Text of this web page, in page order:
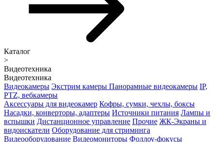
Каталог
>
Видеотехника
Видеотехника
Видеокамеры Экстрим камеры Панорамные видеокамеры IP,
PTZ, вебкамеры
Аксессуары для видеокамер Кофры, сумки, чехлы, боксы
Насадки, конверторы, адаптеры Источники питания Лампы и
вспышки Дистанционное управление Прочие ЖК-Экраны и
видоискатели Оборудование для стриминга
Видеооборудование Видеомониторы Фоллоу-фокусы